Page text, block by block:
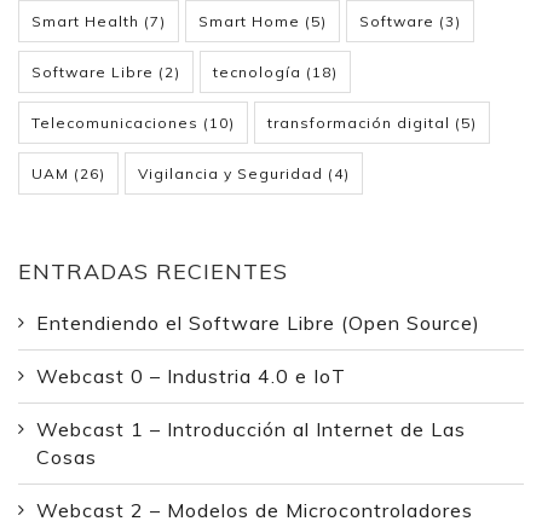
Smart Health (7) Smart Home (5) Software (3)
Software Libre (2) tecnología (18)
Telecomunicaciones (10) transformación digital (5)
UAM (26) Vigilancia y Seguridad (4)
ENTRADAS RECIENTES
Entendiendo el Software Libre (Open Source)
Webcast 0 – Industria 4.0 e IoT
Webcast 1 – Introducción al Internet de Las
Cosas
Webcast 2 – Modelos de Microcontroladores